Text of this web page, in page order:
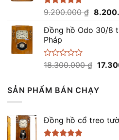
Được xếp
5 sao
9.200.000₫ Giá
là:
Đồng hồ Odo 30/8
Pháp
Được
0
5
18.300.000₫ Giá
SẢN PHẨM BÁN CHẠY
Đồng hồ cổ treo